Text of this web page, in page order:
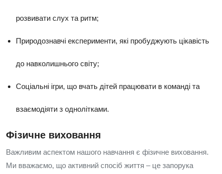
розвивати слух та ритм;
Природознавчі експерименти, які пробуджують цікавість
до навколишнього світу;
Соціальні ігри, що вчать дітей працювати в команді та
взаємодіяти з однолітками.
Фізичне виховання
Важливим аспектом нашого навчання є фізичне виховання.
Ми вважаємо, що активний спосіб життя – це запорука